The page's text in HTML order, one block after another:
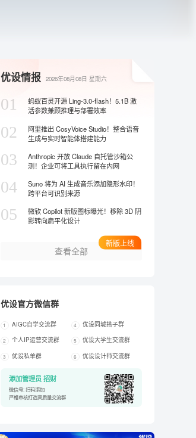
优设情报 2026年08月08日 星期六
01
蚂蚁百灵开源 Ling-3.0-flash！5.1B 激
活参数兼顾推理与部署效率
02
阿里推出 CosyVoice Studio！整合语音
生成与实时智能体搭建能力
03
Anthropic 开放 Claude 自托管沙箱公
测！企业可将工具执行留在内网
04
Suno 将为 AI 生成音乐添加隐形水印！
跨平台可识别来源
05
微软 Copilot 新版图标曝光！移除 3D 阴
影转向扁平化设计
查看全部
新版上线
优设官方微信群
1 AIGC自学交流群
2 个人IP运营交流群
3 优设私单群
4 优设同城搭子群
5 优设大学生交流群
6 优设设计师交流群
添加管理员 招财
微信号: 扫码添加
严格审核打造高质量交流群